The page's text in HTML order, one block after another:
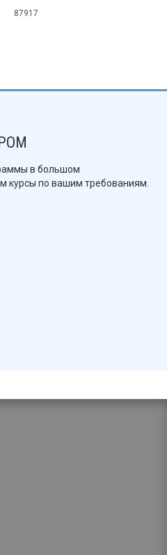
87917
в большом
курсы по вашим требованиям.